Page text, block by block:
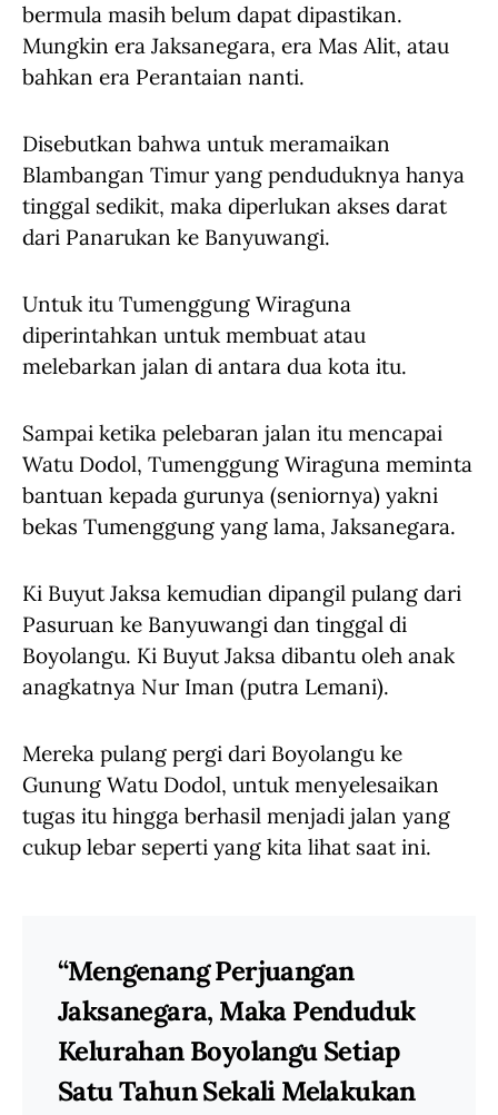
bermula masih belum dapat dipastikan.
Mungkin era Jaksanegara, era Mas Alit, atau
bahkan era Perantaian nanti.
Disebutkan bahwa untuk meramaikan
Blambangan Timur yang penduduknya hanya
tinggal sedikit, maka diperlukan akses darat
dari Panarukan ke Banyuwangi.
Untuk itu Tumenggung Wiraguna
diperintahkan untuk membuat atau
melebarkan jalan di antara dua kota itu.
Sampai ketika pelebaran jalan itu mencapai
Watu Dodol, Tumenggung Wiraguna meminta
bantuan kepada gurunya (seniornya) yakni
bekas Tumenggung yang lama, Jaksanegara.
Ki Buyut Jaksa kemudian dipangil pulang dari
Pasuruan ke Banyuwangi dan tinggal di
Boyolangu. Ki Buyut Jaksa dibantu oleh anak
anagkatnya Nur Iman (putra Lemani).
Mereka pulang pergi dari Boyolangu ke
Gunung Watu Dodol, untuk menyelesaikan
tugas itu hingga berhasil menjadi jalan yang
cukup lebar seperti yang kita lihat saat ini.
“Mengenang Perjuangan
Jaksanegara, Maka Penduduk
Kelurahan Boyolangu Setiap
Satu Tahun Sekali Melakukan